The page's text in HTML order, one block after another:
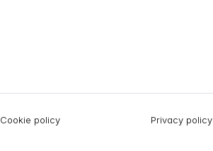
Cookie policy Privacy policy